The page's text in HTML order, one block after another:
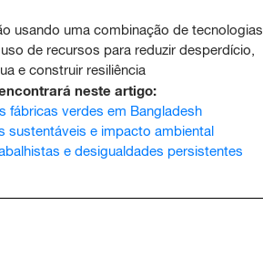
usando uma combinação de tecnologias
de recursos para reduzir desperdício,
e construir resiliência
neste artigo:
fábricas verdes em Bangladesh
sustentáveis e impacto ambiental
e desigualdades persistentes